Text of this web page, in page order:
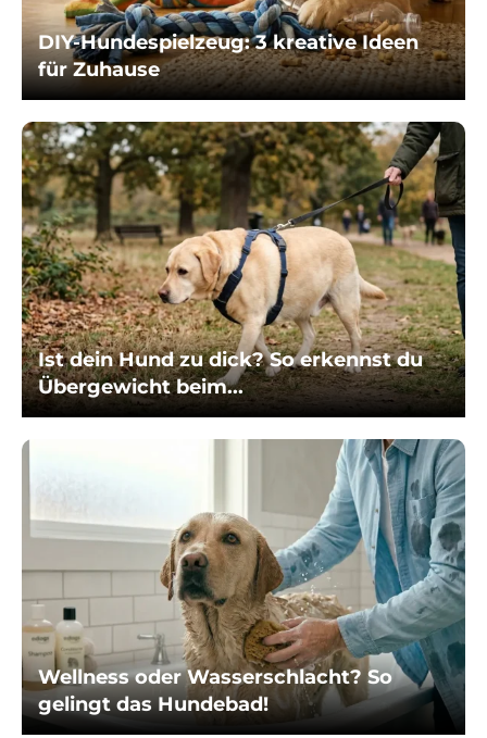
DIY-Hundespielzeug: 3 kreative Ideen
für Zuhause
Ist dein Hund zu dick? So erkennst du
Übergewicht beim...
Wellness oder Wasserschlacht? So
gelingt das Hundebad!